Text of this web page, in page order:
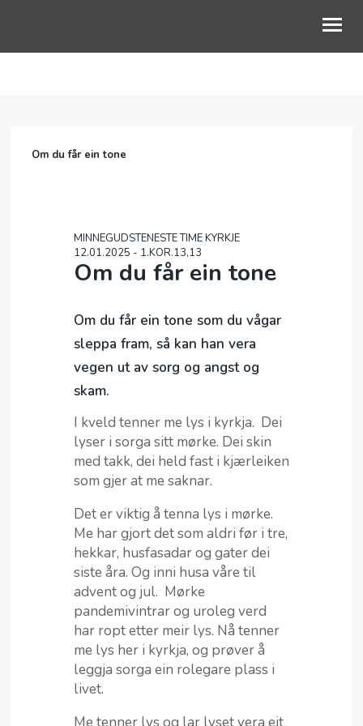
BLI MED
LIVETS VEG
KALENDER
Om du får ein tone
MINNEGUDSTENESTE TIME KYRKJE
12.01.2025 - 1.KOR.13,13
Om du får ein tone
Om du får ein tone som du vågar
sleppa fram, så kan han vera
vegen ut av sorg og angst og
skam.
I kveld tenner me lys i kyrkja. Dei
lyser i sorga sitt mørke. Dei skin
med takk, dei held fast i kjærleiken
som gjer at me saknar.
Det er viktig å tenna lys i mørke.
Me har gjort det som aldri før i tre,
hekkar, husfasadar og gater dei
siste åra. Og inni husa våre til
advent og jul. Mørke
pandemivintrar og uroleg verd
har ropt etter meir lys. Nå tenner
me lys her i kyrkja, og prøver å
leggja sorga ein rolegare plass i
livet.